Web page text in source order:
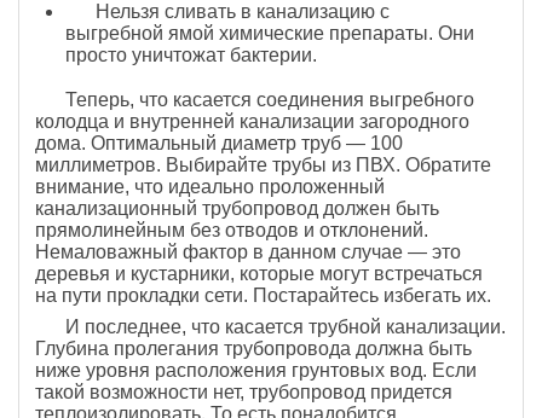
Нельзя сливать в канализацию с
выгребной ямой химические препараты. Они
просто уничтожат бактерии.
Теперь, что касается соединения выгребного
колодца и внутренней канализации загородного
дома. Оптимальный диаметр труб — 100
миллиметров. Выбирайте трубы из ПВХ. Обратите
внимание, что идеально проложенный
канализационный трубопровод должен быть
прямолинейным без отводов и отклонений.
Немаловажный фактор в данном случае — это
деревья и кустарники, которые могут встречаться
на пути прокладки сети. Постарайтесь избегать их.
И последнее, что касается трубной канализации.
Глубина пролегания трубопровода должна быть
ниже уровня расположения грунтовых вод. Если
такой возможности нет, трубопровод придется
теплоизолировать. То есть понадобится